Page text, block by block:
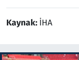
Kaynak: İHA